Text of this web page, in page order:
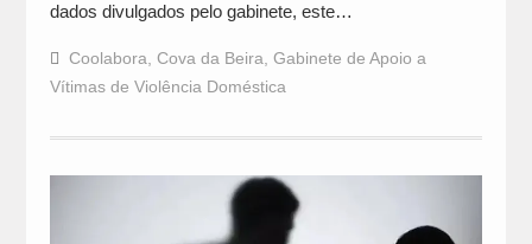
dados divulgados pelo gabinete, este…
Coolabora, Cova da Beira, Gabinete de Apoio a
Vítimas de Violência Doméstica